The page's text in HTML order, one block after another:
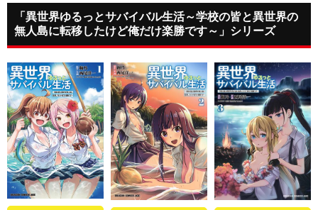
「異世界ゆるっとサバイバル生活～学校の皆と異世界の
無人島に転移したけど俺だけ楽勝です～」シリーズ